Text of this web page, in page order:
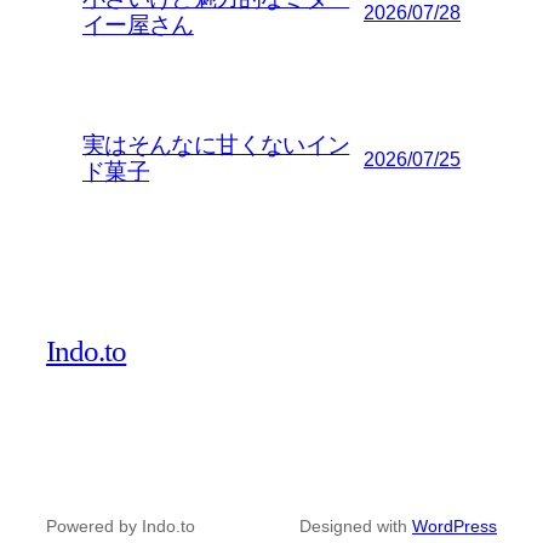
イー屋さん
2026/07/28
実はそんなに甘くないイン
ド菓子
2026/07/25
Indo.to
Powered by Indo.to Designed with WordPress